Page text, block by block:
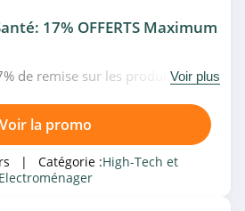
Grandado
MemoryPC
17% OFFERTS Maximum
de remise sur les produits deVoir plus
Voir la promo
| Catégorie :High-Tech et
Electroménager